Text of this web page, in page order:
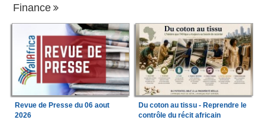
Finance
Revue de Presse du 06 aout
2026
Du coton au tissu - Reprendre le
contrôle du récit africain